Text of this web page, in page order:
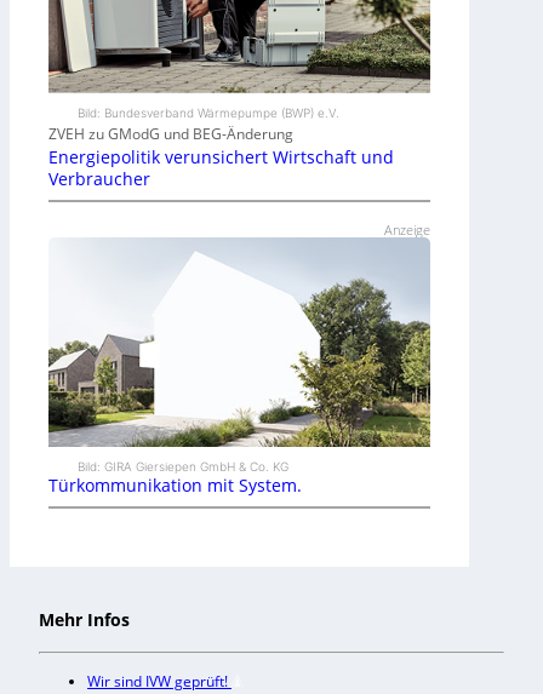
Bild: Bundesverband Wärmepumpe (BWP) e.V.
ZVEH zu GModG und BEG-Änderung
Energiepolitik verunsichert Wirtschaft und
Verbraucher
Anzeige
Bild: GIRA Giersiepen GmbH & Co. KG
Türkommunikation mit System.
Mehr Infos
Wir sind IVW geprüft!